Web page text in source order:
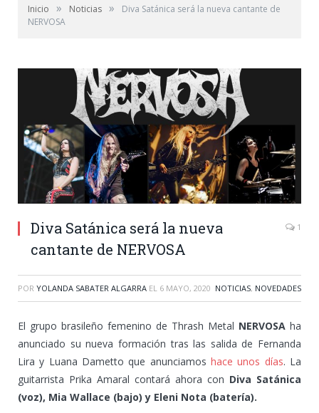
Inicio » Noticias »
Diva Satánica será la nueva cantante de
NERVOSA
Diva Satánica será la nueva
cantante de NERVOSA
1
POR YOLANDA SABATER ALGARRA EL 6 MAYO, 2020 NOTICIAS, NOVEDADES
El grupo brasileño femenino de Thrash Metal NERVOSA ha
anunciado su nueva formación tras las salida de Fernanda
Lira y Luana Dametto que anunciamos hace unos días. La
guitarrista Prika Amaral contará ahora con Diva Satánica
(voz), Mia Wallace (bajo) y Eleni Nota (batería).